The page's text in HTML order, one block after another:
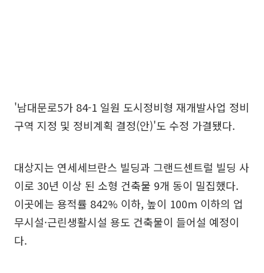
'남대문로5가 84-1 일원 도시정비형 재개발사업 정비
구역 지정 및 정비계획 결정(안)'도 수정 가결됐다.
대상지는 연세세브란스 빌딩과 그랜드센트럴 빌딩 사
이로 30년 이상 된 소형 건축물 9개 동이 밀집했다.
이곳에는 용적률 842% 이하, 높이 100m 이하의 업
무시설·근린생활시설 용도 건축물이 들어설 예정이
다.